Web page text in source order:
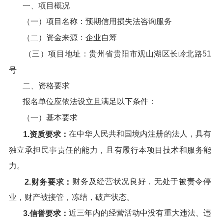
一、项目概况
（一）项目名称：预期信用损失法咨询服务
（二）资金来源：企业自筹
（三）项目地址：贵州省贵阳市观山湖区长岭北路51
号
二、资格要求
报名单位应依法设立且满足以下条件：
（一）基本要求
1.资质要求：在中华人民共和国境内注册的法人，具有
独立承担民事责任的能力，且有履行本项目技术和服务能
力。
2.财务要求： 财务及经营状况良好，无处于被责令停
业，财产被接管，冻结，破产状态。
3.信誉要求：近三年内的经营活动中没有重大违法、违